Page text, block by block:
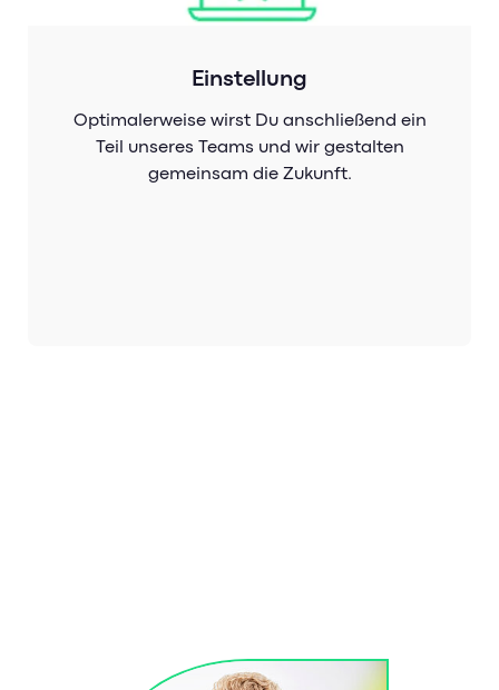
Einstellung
Optimalerweise wirst Du anschließend ein
Teil unseres Teams und wir gestalten
gemeinsam die Zukunft.